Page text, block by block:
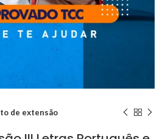
de extensão